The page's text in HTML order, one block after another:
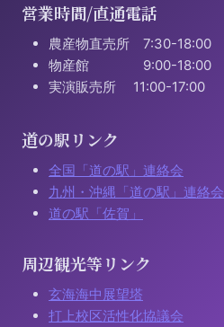
営業時間/直通電話
農産物直売所 7:30-18:00
物産館 9:00-18:00
実演販売所 11:00-17:00
道の駅リンク
全国「道の駅」連絡会
九州・沖縄「道の駅」連絡会
道の駅「佐賀」
周辺観光等リンク
玄海海中展望塔
打上校区活性化協議会